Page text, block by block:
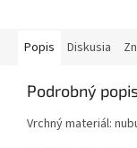
Popis Diskusia
Podrobný
Vrchný materiál: